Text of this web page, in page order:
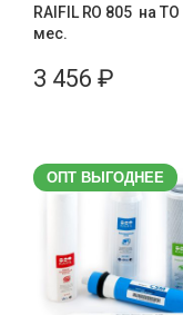
RAIFIL RO 805 на ТО
мес.
3 456 ₽
ОПТ ВЫГОДНЕЕ